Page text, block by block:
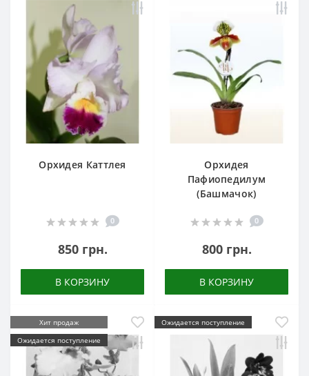
Орхидея Каттлея
0
850 грн.
В КОРЗИНУ
Орхидея
Пафиопедилум
(Башмачок)
0
800 грн.
В КОРЗИНУ
Хит продаж
Ожидается поступление
Ожидается поступление